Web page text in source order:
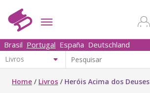
Brasil Portugal España Deutschland
Home / Livros / Heróis Acima dos Deuses